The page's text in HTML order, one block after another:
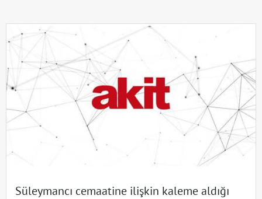
Süleymancı cemaatine ilişkin kaleme aldığı